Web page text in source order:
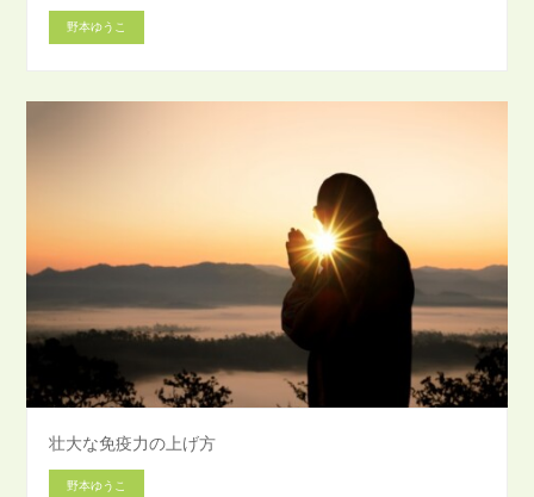
野本ゆうこ
壮大な免疫力の上げ方
野本ゆうこ